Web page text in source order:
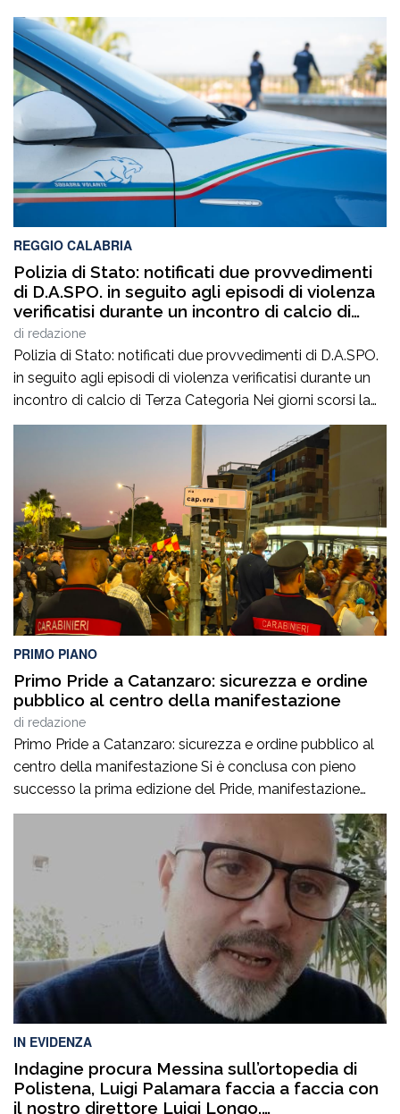
REGGIO CALABRIA
Polizia di Stato: notificati due provvedimenti
di D.A.SPO. in seguito agli episodi di violenza
verificatisi durante un incontro di calcio di
Terza Categoria
di redazione
Polizia di Stato: notificati due provvedimenti di D.A.SPO.
in seguito agli episodi di violenza verificatisi durante un
incontro di calcio di Terza Categoria Nei giorni scorsi la
Polizia di Stato ha notificato due provvedimenti di
Divieto di Accesso alle Manifestazioni Sportive
(D.A.SPO.), emessi dalla Questura di Reggio Calabria alla
fine del mese di luglio, nei […]
PRIMO PIANO
Primo Pride a Catanzaro: sicurezza e ordine
pubblico al centro della manifestazione
di redazione
Primo Pride a Catanzaro: sicurezza e ordine pubblico al
centro della manifestazione Si è conclusa con pieno
successo la prima edizione del Pride, manifestazione
accompagnata da un ricco programma di eventi
collaterali, tra cui AperiPride, presentazioni di libri, incontri
culturali, dibattiti, talk e momenti di confronto ospitati a
Catanzaro, con interventi e riflessioni dedicati ai […]
IN EVIDENZA
Indagine procura Messina sull’ortopedia di
Polistena, Luigi Palamara faccia a faccia con
il nostro direttore Luigi Longo.